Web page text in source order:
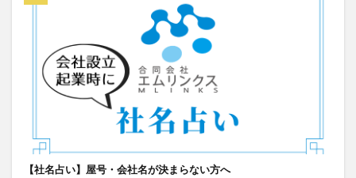
【社名占い】屋号・会社名が決まらない方へ